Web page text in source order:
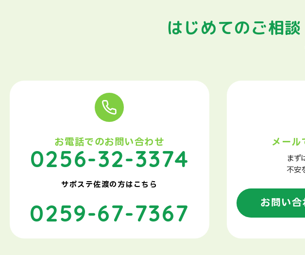
はじめてのご相談
お電話でのお問い合わせ
0256-32-3374
サポステ佐渡の方はこちら
0259-67-7367
メー
まず
不安
お問い